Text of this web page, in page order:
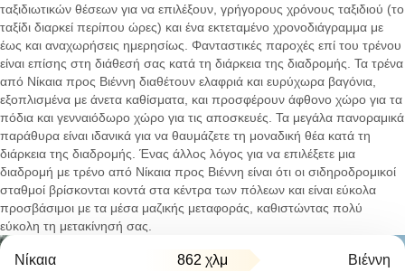
ταξιδιωτικών θέσεων για να επιλέξουν, γρήγορους χρόνους ταξιδιού (το
ταξίδι διαρκεί περίπου ώρες) και ένα εκτεταμένο χρονοδιάγραμμα με
έως και αναχωρήσεις ημερησίως. Φανταστικές παροχές επί του τρένου
είναι επίσης στη διάθεσή σας κατά τη διάρκεια της διαδρομής. Τα τρένα
από Νίκαια προς Βιέννη διαθέτουν ελαφριά και ευρύχωρα βαγόνια,
εξοπλισμένα με άνετα καθίσματα, και προσφέρουν άφθονο χώρο για τα
πόδια και γενναιόδωρο χώρο για τις αποσκευές. Τα μεγάλα πανοραμικά
παράθυρα είναι ιδανικά για να θαυμάζετε τη μοναδική θέα κατά τη
διάρκεια της διαδρομής. Ένας άλλος λόγος για να επιλέξετε μια
διαδρομή με τρένο από Νίκαια προς Βιέννη είναι ότι οι σιδηροδρομικοί
σταθμοί βρίσκονται κοντά στα κέντρα των πόλεων και είναι εύκολα
προσβάσιμοι με τα μέσα μαζικής μεταφοράς, καθιστώντας πολύ
εύκολη τη μετακίνησή σας.
Νίκαια 862 χλμ Βιέννη